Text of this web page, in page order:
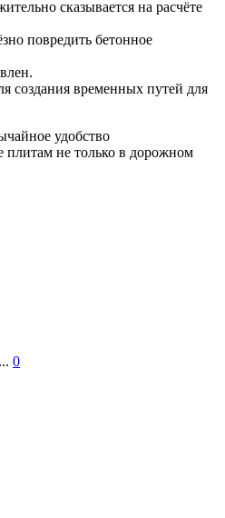
сказывается на расчёте
повредить бетонное
создания временных путей для
удобство
плитам не только в дорожном
0